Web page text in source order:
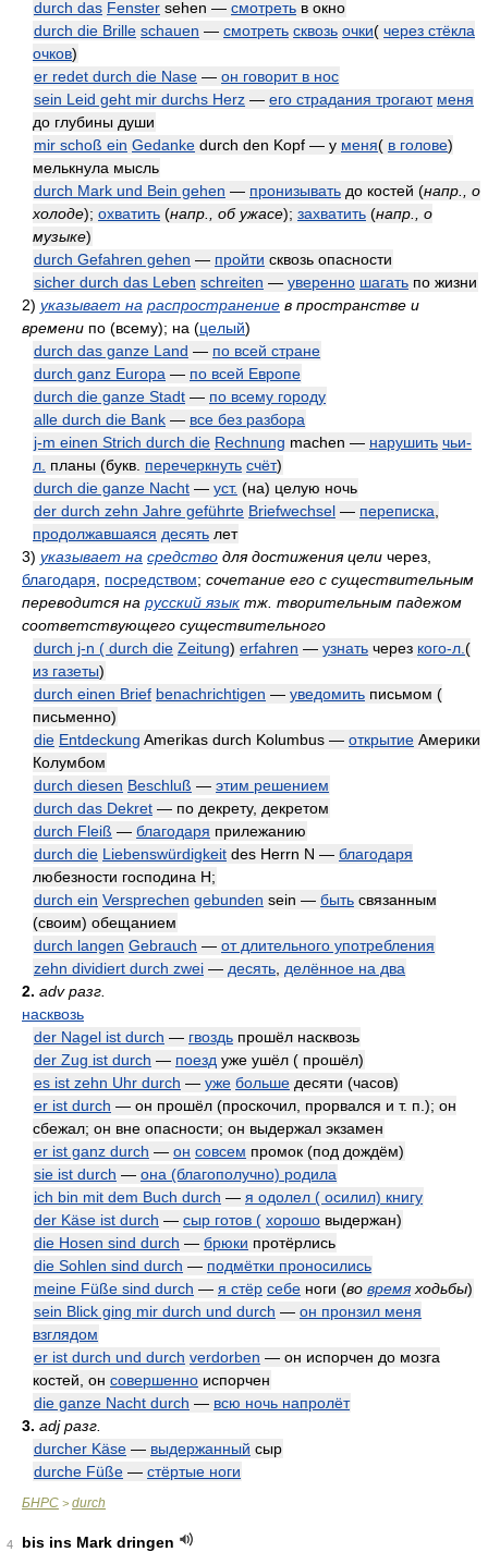
durch das Fenster sehen — смотреть в окно
durch die Brille schauen — смотреть сквозь очки( через стёкла
очков)
er redet durch die Nase — он говорит в нос
sein Leid geht mir durchs Herz — его страдания трогают меня
до глубины души
mir schoß ein Gedanke durch den Kopf — у меня( в голове)
мелькнула мысль
durch Mark und Bein gehen — пронизывать до костей (напр., о
холоде); охватить (напр., об ужасе); захватить (напр., о
музыке)
durch Gefahren gehen — пройти сквозь опасности
sicher durch das Leben schreiten — уверенно шагать по жизни
2) указывает на распространение в пространстве и
времени по (всему); на (целый)
durch das ganze Land — по всей стране
durch ganz Europa — по всей Европе
durch die ganze Stadt — по всему городу
alle durch die Bank — все без разбора
j-m einen Strich durch die Rechnung machen — нарушить чьи-
л. планы (букв. перечеркнуть счёт)
durch die ganze Nacht — уст. (на) целую ночь
der durch zehn Jahre geführte Briefwechsel — переписка
продолжавшаяся десять лет
3) указывает на средство для достижения цели через,
благодаря
посредством; сочетание его с существительным
переводится на русский язык тж. творительным падежом
соответствующего существительного
durch j-n ( durch die Zeitung) erfahren — узнать через кого-л. (
из газеты)
durch einen Brief benachrichtigen — уведомить письмом (
письменно)
die Entdeckung Amerikas durch Kolumbus — открытие Америки
Колумбом
durch diesen Beschluß — этим решением
durch das Dekret — по декрету, декретом
durch Fleiß — благодаря прилежанию
durch die Liebenswürdigkeit des Herrn N — благодаря
любезности господина Н;
durch ein Versprechen gebunden sein — быть связанным
(своим) обещанием
durch langen Gebrauch — от длительного употребления
zehn dividiert durch zwei — десять делённое на два
2. adv разг.
насквозь
der Nagel ist durch — гвоздь прошёл насквозь
der Zug ist durch — поезд уже ушёл ( прошёл)
es ist zehn Uhr durch — уже больше десяти (часов)
er ist durch — он прошёл (проскочил, прорвался и т. п.); он
сбежал; он вне опасности; он выдержал экзамен
er ist ganz durch — он совсем промок (под дождём)
sie ist durch — она (благополучно) родила
ich bin mit dem Buch durch — я одолел ( осилил) книгу
der Käse ist durch — сыр готов ( хорошо выдержан)
die Hosen sind durch — брюки протёрлись
die Sohlen sind durch — подмётки проносились
meine Füße sind durch — я стёр себе ноги (во время ходьбы)
sein Blick ging mir durch und durch — он пронзил меня
взглядом
er ist durch und durch verdorben — он испорчен до мозга
костей, он совершенно испорчен
die ganze Nacht durch — всю ночь напролёт
3. adj разг.
durcher Käse — выдержанный сыр
durche Füße — стёртые ноги
БНРС > durch
4
bis ins Mark dringen